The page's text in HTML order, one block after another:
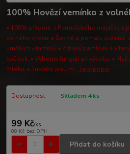
100% Hovězí vemínko z
• 100% přírodní, z Farmářského masíčka v
volného chovu. • Šetrně a pomalu sušené.
umělých vitamínů. • Zdravý pamlsek a
kočiček. • Výborně fungují při výcviku. •
mléku. • Lupínky jsou m... celý popis
Dostupnost Skladem 4 ks
99 Kč/ks
88 Kč bez DPH
Přidat do košíku